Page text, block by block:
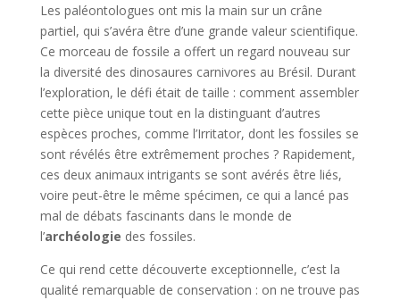
Les paléontologues ont mis la main sur un crâne
partiel, qui s’avéra être d’une grande valeur scientifique.
Ce morceau de fossile a offert un regard nouveau sur
la diversité des dinosaures carnivores au Brésil. Durant
l’exploration, le défi était de taille : comment assembler
cette pièce unique tout en la distinguant d’autres
espèces proches, comme l’Irritator, dont les fossiles se
sont révélés être extrêmement proches ? Rapidement,
ces deux animaux intrigants se sont avérés être liés,
voire peut-être le même spécimen, ce qui a lancé pas
mal de débats fascinants dans le monde de
l’archéologie des fossiles.
Ce qui rend cette découverte exceptionnelle, c’est la
qualité remarquable de conservation : on ne trouve pas